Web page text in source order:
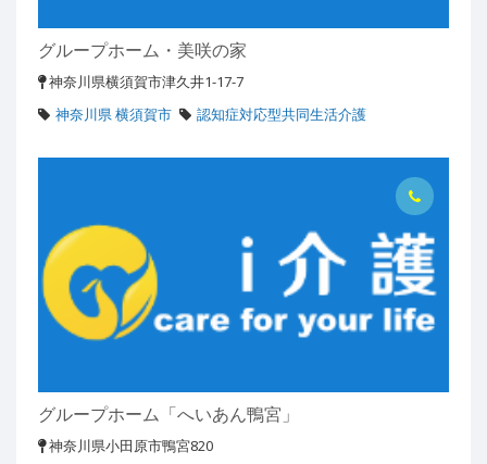
グループホーム・美咲の家
神奈川県横須賀市津久井1-17-7
神奈川県 横須賀市
認知症対応型共同生活介護
グループホーム「へいあん鴨宮」
神奈川県小田原市鴨宮820